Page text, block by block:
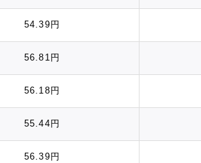
54.39円
56.81円
56.18円
55.44円
56.39円